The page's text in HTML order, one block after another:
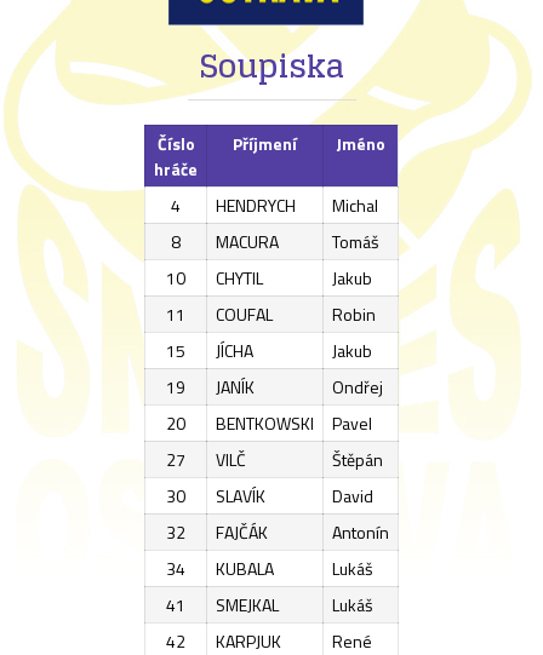
Soupiska
Číslo
hráče
Příjmení Jméno
4 HENDRYCH
Michal
8
MACURA
Tomáš
10
CHYTIL
Jakub
11
COUFAL
Robin
15
JÍCHA
Jakub
19
JANÍK
Ondřej
20
BENTKOWSKI
Pavel
27
VILČ
Štěpán
30
SLAVÍK
David
32
FAJČÁK
Antonín
34
KUBALA
Lukáš
41
SMEJKAL
Lukáš
42
KARPJUK
René